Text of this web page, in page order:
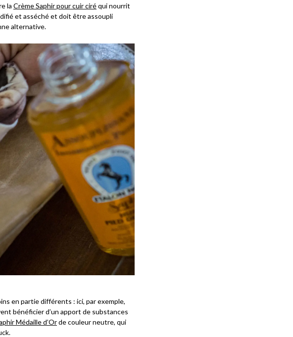
la Crème Saphir pour cuir ciréqui nourrit
et asséché et doit être assoupli
alternative.
en partie différents : ici, par exemple,
bénéficier d’un apport de substances
Médaille d’Orde couleur neutre, qui